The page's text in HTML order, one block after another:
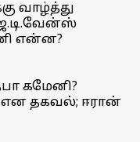
வாழ்த்து
என்ன?
கமேனி?
என தகவல்; ஈரான்